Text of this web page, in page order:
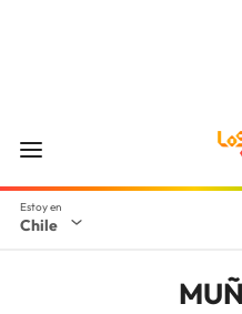
Chile